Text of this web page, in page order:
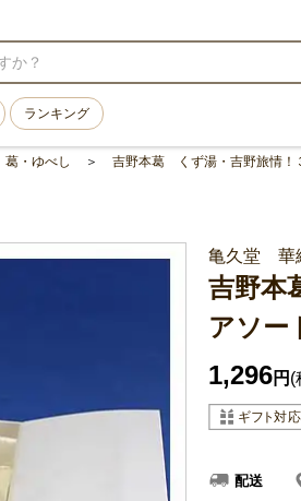
ランキング
葛・ゆべし 吉野本葛 くず湯・吉野旅情！
亀久堂 華
吉野本
アソー
1,296円 (
配送